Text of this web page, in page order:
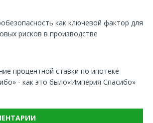
как ключевой фактор для
рисков в производстве
процентной ставки по ипотеке
«Империя Спасибо»